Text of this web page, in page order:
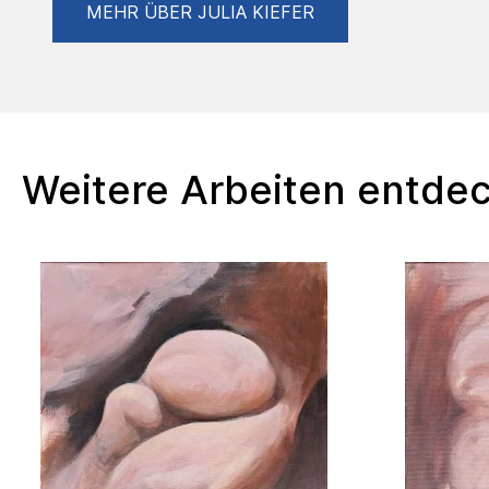
MEHR ÜBER JULIA KIEFER
Weitere Arbeiten